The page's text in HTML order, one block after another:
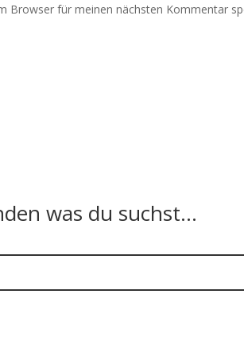
Browser für meinen nächsten Kommentar
was du suchst...